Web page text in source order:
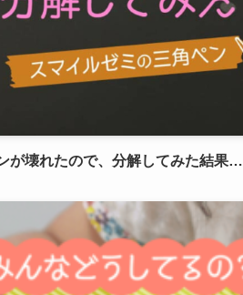
が壊れたので、分解してみた結果…